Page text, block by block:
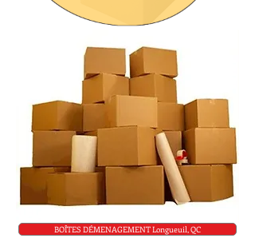
BOÎTES DÉMENAGEMENT Longueuil, QC